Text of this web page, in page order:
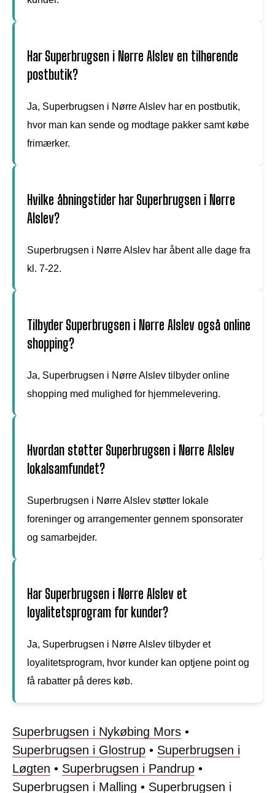
Har Superbrugsen i Nørre Alslev en tilhørende
postbutik?
Ja, Superbrugsen i Nørre Alslev har en postbutik,
hvor man kan sende og modtage pakker samt købe
frimærker.
Hvilke åbningstider har Superbrugsen i Nørre
Alslev?
Superbrugsen i Nørre Alslev har åbent alle dage fra
kl. 7-22.
Tilbyder Superbrugsen i Nørre Alslev også online
shopping?
Ja, Superbrugsen i Nørre Alslev tilbyder online
shopping med mulighed for hjemmelevering.
Hvordan støtter Superbrugsen i Nørre Alslev
lokalsamfundet?
Superbrugsen i Nørre Alslev støtter lokale
foreninger og arrangementer gennem sponsorater
og samarbejder.
Har Superbrugsen i Nørre Alslev et
loyalitetsprogram for kunder?
Ja, Superbrugsen i Nørre Alslev tilbyder et
loyalitetsprogram, hvor kunder kan optjene point og
få rabatter på deres køb.
Superbrugsen i Nykøbing Mors •
Superbrugsen i Glostrup • Superbrugsen i
Løgten • Superbrugsen i Pandrup •
Superbrugsen i Malling • Superbrugsen i